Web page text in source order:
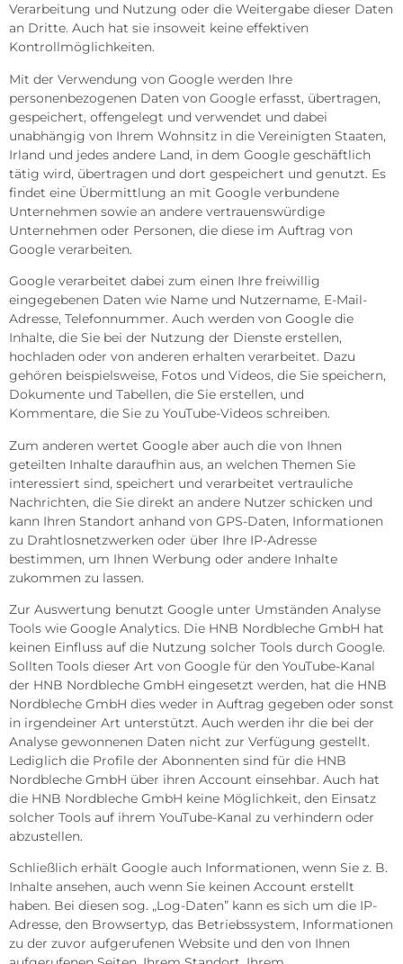
Verarbeitung und Nutzung oder die Weitergabe dieser Daten
an Dritte. Auch hat sie insoweit keine effektiven
Kontrollmöglichkeiten.
Mit der Verwendung von Google werden Ihre
personenbezogenen Daten von Google erfasst, übertragen,
gespeichert, offengelegt und verwendet und dabei
unabhängig von Ihrem Wohnsitz in die Vereinigten Staaten,
Irland und jedes andere Land, in dem Google geschäftlich
tätig wird, übertragen und dort gespeichert und genutzt. Es
findet eine Übermittlung an mit Google verbundene
Unternehmen sowie an andere vertrauenswürdige
Unternehmen oder Personen, die diese im Auftrag von
Google verarbeiten.
Google verarbeitet dabei zum einen Ihre freiwillig
eingegebenen Daten wie Name und Nutzername, E-Mail-
Adresse, Telefonnummer. Auch werden von Google die
Inhalte, die Sie bei der Nutzung der Dienste erstellen,
hochladen oder von anderen erhalten verarbeitet. Dazu
gehören beispielsweise, Fotos und Videos, die Sie speichern,
Dokumente und Tabellen, die Sie erstellen, und
Kommentare, die Sie zu YouTube-Videos schreiben.
Zum anderen wertet Google aber auch die von Ihnen
geteilten Inhalte daraufhin aus, an welchen Themen Sie
interessiert sind, speichert und verarbeitet vertrauliche
Nachrichten, die Sie direkt an andere Nutzer schicken und
kann Ihren Standort anhand von GPS-Daten, Informationen
zu Drahtlosnetzwerken oder über Ihre IP-Adresse
bestimmen, um Ihnen Werbung oder andere Inhalte
zukommen zu lassen.
Zur Auswertung benutzt Google unter Umständen Analyse
Tools wie Google Analytics. Die HNB Nordbleche GmbH hat
keinen Einfluss auf die Nutzung solcher Tools durch Google.
Sollten Tools dieser Art von Google für den YouTube-Kanal
der HNB Nordbleche GmbH eingesetzt werden, hat die HNB
Nordbleche GmbH dies weder in Auftrag gegeben oder sonst
in irgendeiner Art unterstützt. Auch werden ihr die bei der
Analyse gewonnenen Daten nicht zur Verfügung gestellt.
Lediglich die Profile der Abonnenten sind für die HNB
Nordbleche GmbH über ihren Account einsehbar. Auch hat
die HNB Nordbleche GmbH keine Möglichkeit, den Einsatz
solcher Tools auf ihrem YouTube-Kanal zu verhindern oder
abzustellen.
Schließlich erhält Google auch Informationen, wenn Sie z. B.
Inhalte ansehen, auch wenn Sie keinen Account erstellt
haben. Bei diesen sog. „Log-Daten” kann es sich um die IP-
Adresse, den Browsertyp, das Betriebssystem, Informationen
zu der zuvor aufgerufenen Website und den von Ihnen